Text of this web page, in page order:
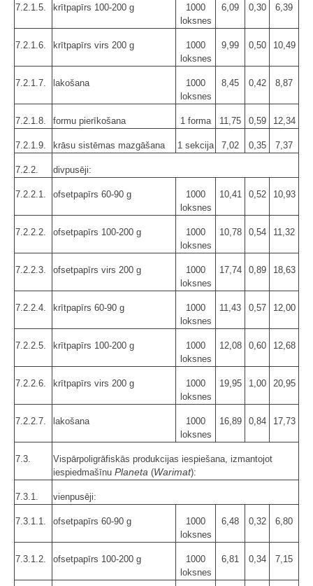
7.2.1.5. krītpapīrs 100-200 g
1000
loksnes
6,09 0,30 6,39
7.2.1.6. krītpapīrs virs 200 g
1000
loksnes
9,99 0,50 10,49
7.2.1.7. lakošana
1000
loksnes
8,45 0,42 8,87
7.2.1.8. formu pierīkošana 1 forma 11,75 0,59 12,34
7.2.1.9. krāsu sistēmas mazgāšana 1 sekcija 7,02 0,35 7,37
7.2.2. divpusēji:
7.2.2.1. ofsetpapīrs 60-90 g
1000
loksnes
10,41 0,52 10,93
7.2.2.2. ofsetpapīrs 100-200 g
1000
loksnes
10,78 0,54 11,32
7.2.2.3. ofsetpapīrs virs 200 g
1000
loksnes
17,74 0,89 18,63
7.2.2.4. krītpapīrs 60-90 g
1000
loksnes
11,43 0,57 12,00
7.2.2.5. krītpapīrs 100-200 g
1000
loksnes
12,08 0,60 12,68
7.2.2.6. krītpapīrs virs 200 g
1000
loksnes
19,95 1,00 20,95
7.2.2.7. lakošana
1000
loksnes
16,89 0,84 17,73
7.3.
Vispārpoligrāfiskās produkcijas iespiešana, izmantojot
iespiedmašīnu Planeta (Warimat):
7.3.1. vienpusēji:
7.3.1.1. ofsetpapīrs 60-90 g
1000
loksnes
6,48 0,32 6,80
7.3.1.2. ofsetpapīrs 100-200 g
1000
loksnes
6,81 0,34 7,15